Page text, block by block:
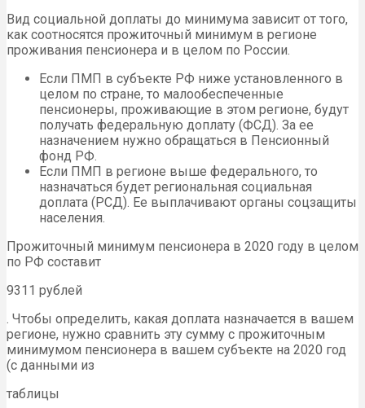
Вид социальной доплаты до минимума зависит от того,
как соотносятся прожиточный минимум в регионе
проживания пенсионера и в целом по России.
Если ПМП в субъекте РФ ниже установленного в
целом по стране, то малообеспеченные
пенсионеры, проживающие в этом регионе, будут
получать федеральную доплату (ФСД). За ее
назначением нужно обращаться в Пенсионный
фонд РФ.
Если ПМП в регионе выше федерального, то
назначаться будет региональная социальная
доплата (РСД). Ее выплачивают органы соцзащиты
населения.
Прожиточный минимум пенсионера в 2020 году в целом
по РФ составит
9311 рублей
. Чтобы определить, какая доплата назначается в вашем
регионе, нужно сравнить эту сумму с прожиточным
минимумом пенсионера в вашем субъекте на 2020 год
(с данными из
таблицы